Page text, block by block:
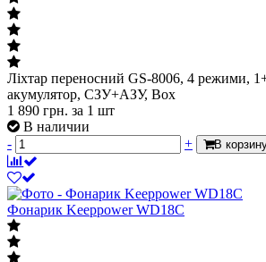
Ліхтар переносний GS-8006, 4 режими,
акумулятор, СЗУ+АЗУ, Box
1 890 грн. за 1 шт
В наличии
-
+ В
Фонарик Keeppower WD18C